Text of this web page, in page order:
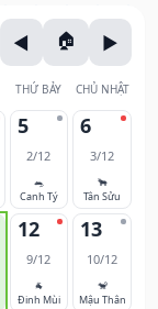
THỨ BẢY CHỦ NHẬT
5
2/12
🐀
Canh Tý
6
3/12
🐂
Tân Sửu
12
9/12
🐐
Đinh Mùi
13
10/12
🐒
Mậu Thân